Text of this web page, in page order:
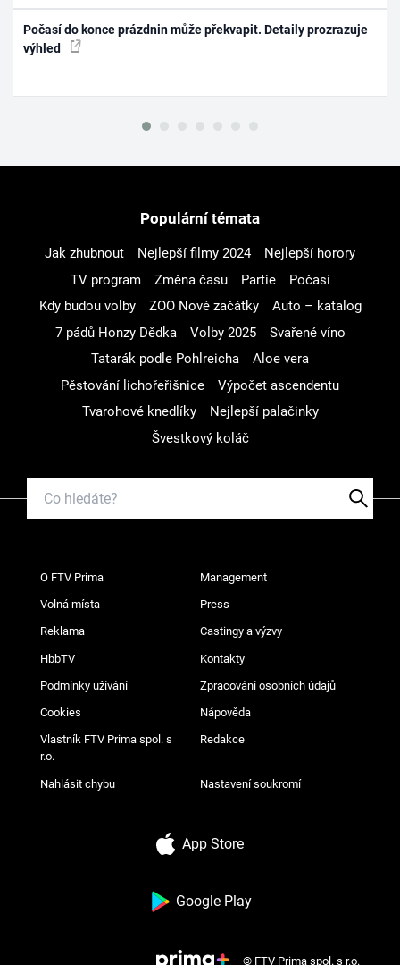
Počasí do konce prázdnin může překvapit. Detaily prozrazuje
výhled
Populární témata
Jak zhubnout Nejlepší filmy 2024
Nejlepší horory
TV program
Změna času Partie
Počasí
Kdy budou volby
ZOO Nové začátky
Auto – katalog
7 pádů Honzy Dědka
Volby 2025
Svařené víno
Tatarák podle Pohlreicha
Aloe vera
Pěstování lichořeřišnice
Výpočet ascendentu
Tvarohové knedlíky
Nejlepší palačinky
Švestkový koláč
O FTV Prima Management
Volná místa Press
Reklama Castingy a výzvy
HbbTV Kontakty
Podmínky užívání Zpracování osobních údajů
Cookies Nápověda
Vlastník FTV Prima spol. s
r.o.
Redakce
Nahlásit chybu Nastavení soukromí
App Store
Google Play
© FTV Prima spol. s r.o.